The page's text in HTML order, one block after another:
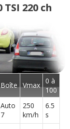
220 ch
Boîte Vmax 0 à
100
Auto
7
250
km/h
6.5
s